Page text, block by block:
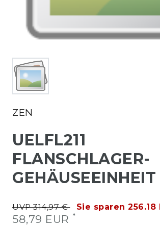
ZEN
UELFL211
FLANSCHLAGER-
GEHÄUSEEINHEIT
UVP 314,97 € Sie sparen 256.18
58,79 EUR *